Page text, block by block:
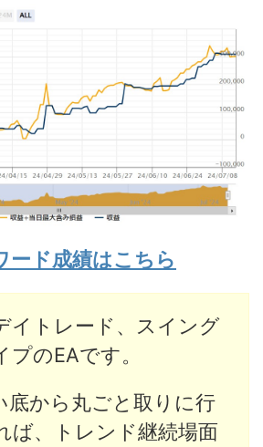
ード成績はこちら
イトレード、スイング
プのEAです。
底から丸ごと取りに行
ば、トレンド継続場面